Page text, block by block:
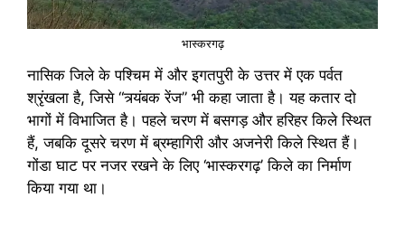
भास्करगढ़
नासिक जिले के पश्चिम में और इगतपुरी के उत्तर में एक पर्वत
श्रृंखला है, जिसे “त्र्यंबक रेंज” भी कहा जाता है। यह कतार दो
भागों में विभाजित है। पहले चरण में बसगड़ और हरिहर किले स्थित
हैं, जबकि दूसरे चरण में ब्रम्हागिरी और अजनेरी किले स्थित हैं।
गोंडा घाट पर नजर रखने के लिए ‘भास्करगढ़’ किले का निर्माण
किया गया था।